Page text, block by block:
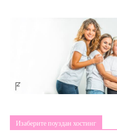
Изаберите поуздан хостинг